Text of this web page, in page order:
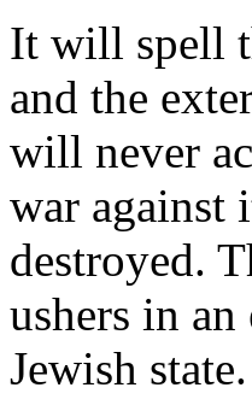
It will spell
and the
will never
war against
destroyed.
ushers in an
Jewish state.